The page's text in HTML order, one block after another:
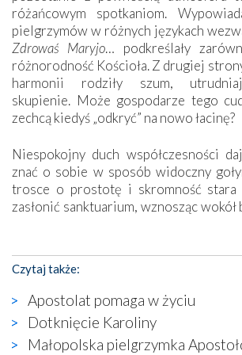
różańcowym spotkaniom.
pielgrzymów w różnych językach
Zdrowaś Maryjo… podkreślały
różnorodność Kościoła. Z drugiej
harmonii rodziły szum,
skupienie. Może gospodarze tego
zechcą kiedyś „odkryć” na nowo łacinę?
Niespokojny duch współczesności
znać o sobie w sposób widoczny
trosce o prostotę i skromność
zasłonić sanktuarium, wznosząc wokół
katolickiego kultu. Tylko co
autentyczną wiarą mogą mieć płaskie,
kaplice, w których Tabernakulum
skrzynkę na narzędzia? Albo co
tuż przy nowej bazylice wielkim
zamiast Chrystusa umieszczono
wyjętą ze starożytnych
Czytaj także:
Apostolat pomaga w życiu
Dotknięcie Karoliny
Małopolska pielgrzymka